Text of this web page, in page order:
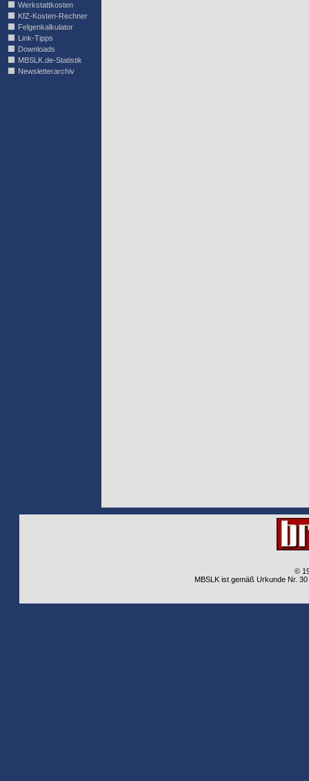
Werkstattkosten
KfZ-Kosten-Rechner
Felgenkalkulator
Link-Tipps
Downloads
MBSLK.de-Statistik
Newsletterarchiv
©
MBSLK ist gemäß Urkunde Nr.